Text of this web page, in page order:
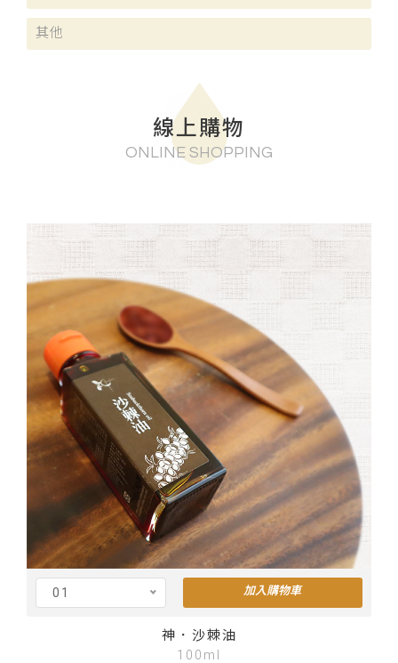
其他
線上購物
ONLINE SHOPPING
01 加入購物車
神．沙棘油
100ml